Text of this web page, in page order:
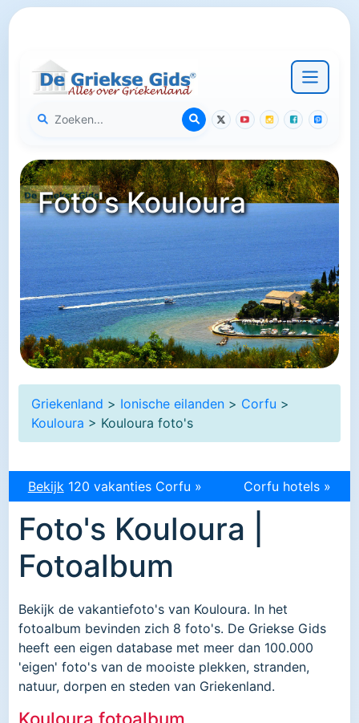
Foto's Kouloura
Griekenland > Ionische eilanden > Corfu >
Kouloura > Kouloura foto's
Bekijk 120 vakanties Corfu » Corfu hotels »
Foto's Kouloura |
Fotoalbum
Bekijk de vakantiefoto's van Kouloura. In het
fotoalbum bevinden zich 8 foto's. De Griekse Gids
heeft een eigen database met meer dan 100.000
'eigen' foto's van de mooiste plekken, stranden,
natuur, dorpen en steden van Griekenland.